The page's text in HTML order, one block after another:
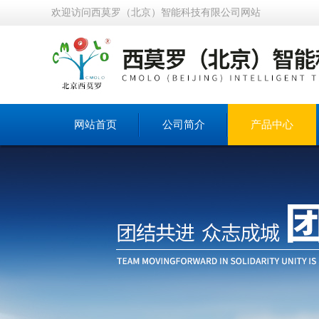
欢迎访问西莫罗（北京）智能科技有限公司网站
网站首页 公司简介 产品中心